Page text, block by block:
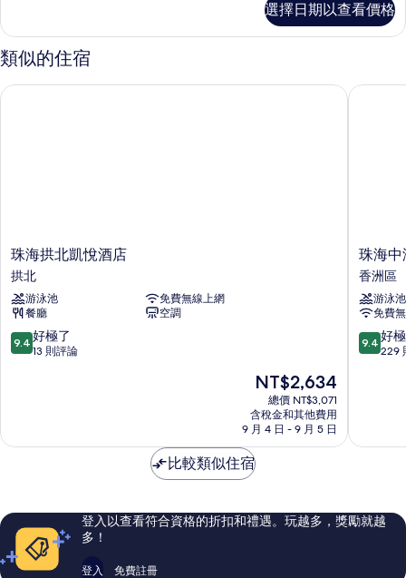
房
的
所
有
海
景
家
房
選擇日期以查看價格
類似的住宿
珠
海
拱
北
凱
悅
酒
珠海拱北凱悅酒店
拱北
游泳池
免費無線上網
餐廳
空調
9.4
分，
極
評
論
9.4 好極了
13 則評論
現
價
格
為
NT$2,634
NT$2,634
總價 NT$3,071
含稅金和其他費用
9 月 4 日 - 9 月 5 日
珠海拱北凱悅酒店
珠
海
中
海
萬
麗
酒
珠海中
香洲區
游泳池
免費
9.4
分，
極
評
論
9.4 好
229
珠海中
比較類似住宿
登入以查看符合資格的折扣和禮遇。玩越多，獎勵就越
多！
登入 免費註冊